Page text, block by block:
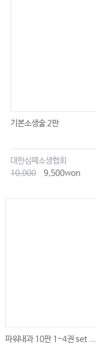
14. 학교 감염병
찾아보기 │ 443
기본소생술 2판
대한심폐소생협회
10,000
9,500won
파워내과 10판 1-4권 set ...